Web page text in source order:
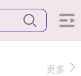
更多